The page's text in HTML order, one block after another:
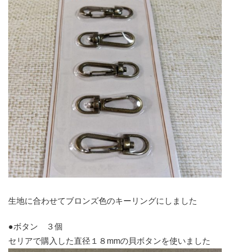
生地に合わせてブロンズ色のキーリングにしました
●ボタン ３個
セリアで購入した直径１８mmの貝ボタンを使いました